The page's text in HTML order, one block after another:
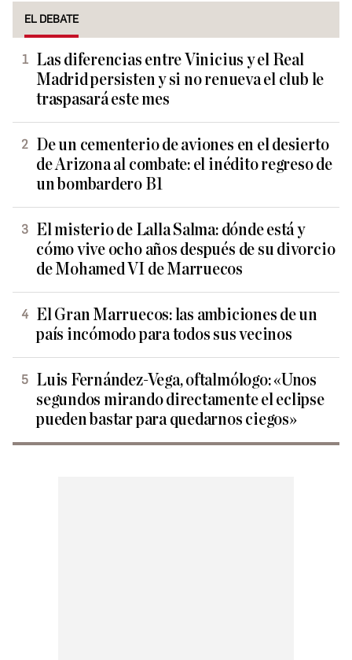
EL DEBATE
Las diferencias entre Vinicius y el Real
Madrid persisten y si no renueva el club le
traspasará este mes
De un cementerio de aviones en el desierto
de Arizona al combate: el inédito regreso de
un bombardero B1
El misterio de Lalla Salma: dónde está y
cómo vive ocho años después de su divorcio
de Mohamed VI de Marruecos
El Gran Marruecos: las ambiciones de un
país incómodo para todos sus vecinos
Luis Fernández-Vega, oftalmólogo: «Unos
segundos mirando directamente el eclipse
pueden bastar para quedarnos ciegos»